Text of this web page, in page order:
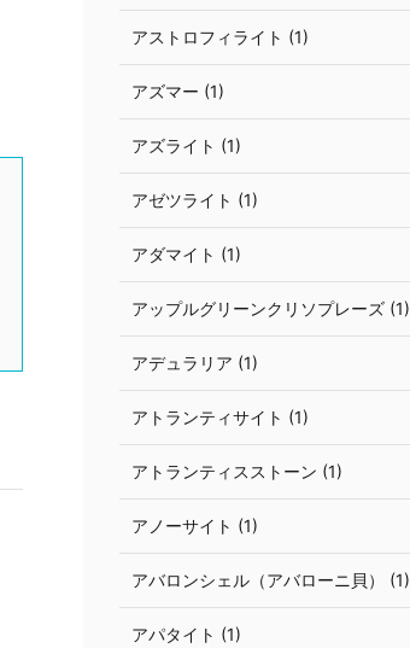
アストロフィライト (1)
アズマー (1)
アズライト (1)
アゼツライト (1)
アダマイト (1)
アップルグリーンクリソプレーズ (1)
アデュラリア (1)
アトランティサイト (1)
アトランティスストーン (1)
アノーサイト (1)
アバロンシェル（アバローニ貝） (1)
アパタイト (1)